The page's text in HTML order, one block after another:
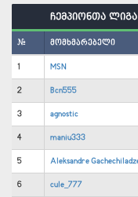
ჩემპიონთა ლიგა
# მომხმარებელი
1 MSN
2 Bcn555
3 agnostic
4 maniu333
5 Aleksandre
6 cule_777